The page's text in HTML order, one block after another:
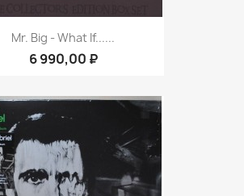
Mr. Big - What If......
6 990,00 ₽